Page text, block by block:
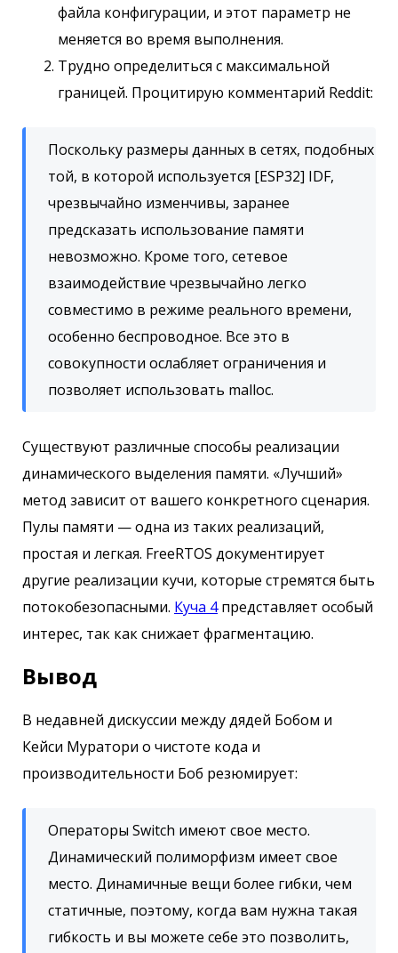
файла конфигурации, и этот параметр не
меняется во время выполнения.
Трудно определиться с максимальной
границей. Процитирую комментарий Reddit:
Поскольку размеры данных в сетях, подобных
той, в которой используется [ESP32] IDF,
чрезвычайно изменчивы, заранее
предсказать использование памяти
невозможно. Кроме того, сетевое
взаимодействие чрезвычайно легко
совместимо в режиме реального времени,
особенно беспроводное. Все это в
совокупности ослабляет ограничения и
позволяет использовать malloc.
Существуют различные способы реализации
динамического выделения памяти. «Лучший»
метод зависит от вашего конкретного сценария.
Пулы памяти — одна из таких реализаций,
простая и легкая. FreeRTOS документирует
другие реализации кучи, которые стремятся быть
потокобезопасными. Куча 4представляет особый
интерес, так как снижает фрагментацию.
Вывод
В недавней дискуссии между дядей Бобом и
Кейси Муратори о чистоте кода и
производительности Боб резюмирует:
Операторы Switch имеют свое место.
Динамический полиморфизм имеет свое
место. Динамичные вещи более гибки, чем
статичные, поэтому, когда вам нужна такая
гибкость и вы можете себе это позволить,